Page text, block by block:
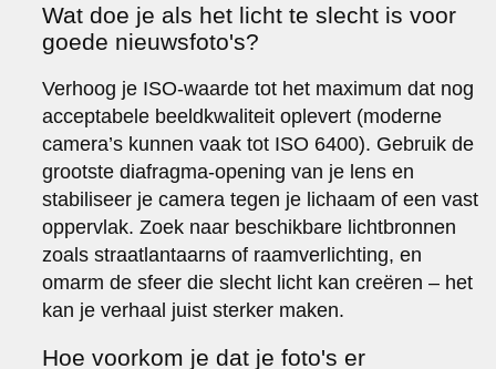
Wat doe je als het licht te slecht is voor
goede nieuwsfoto's?
Verhoog je ISO-waarde tot het maximum dat nog
acceptabele beeldkwaliteit oplevert (moderne
camera’s kunnen vaak tot ISO 6400). Gebruik de
grootste diafragma-opening van je lens en
stabiliseer je camera tegen je lichaam of een vast
oppervlak. Zoek naar beschikbare lichtbronnen
zoals straatlantaarns of raamverlichting, en
omarm de sfeer die slecht licht kan creëren – het
kan je verhaal juist sterker maken.
Hoe voorkom je dat je foto's er